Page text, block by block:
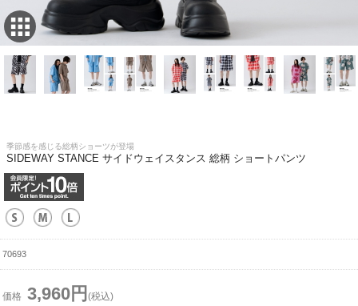
季節感を感じる総柄ショーツが登場
SIDEWAY STANCE サイドウェイスタンス 総柄 ショートパンツ
70693
価格 3,960円 (税込)